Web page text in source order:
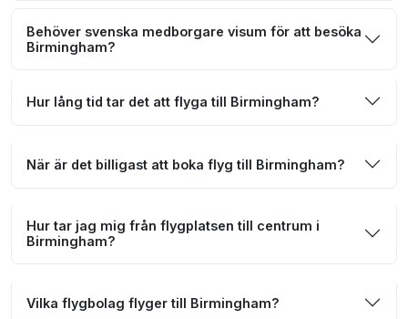
Behöver svenska medborgare visum för att besöka
Birmingham?
Hur lång tid tar det att flyga till Birmingham?
När är det billigast att boka flyg till Birmingham?
Hur tar jag mig från flygplatsen till centrum i
Birmingham?
Vilka flygbolag flyger till Birmingham?